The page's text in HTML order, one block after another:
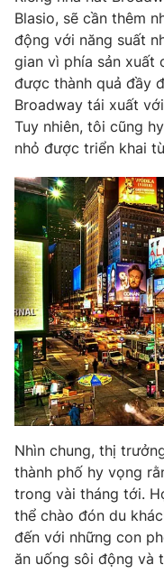
Blasio, sẽ cần thêm
động với năng suất
gian vì phía sản xuất
được thành quả đầy
Broadway tái xuất
Tuy nhiên, tôi cũng
nhỏ được triển khai
Nhìn chung, thị
thành phố hy vọng
trong vài tháng tới.
thể chào đón du
đến với những con
ăn uống sôi động và